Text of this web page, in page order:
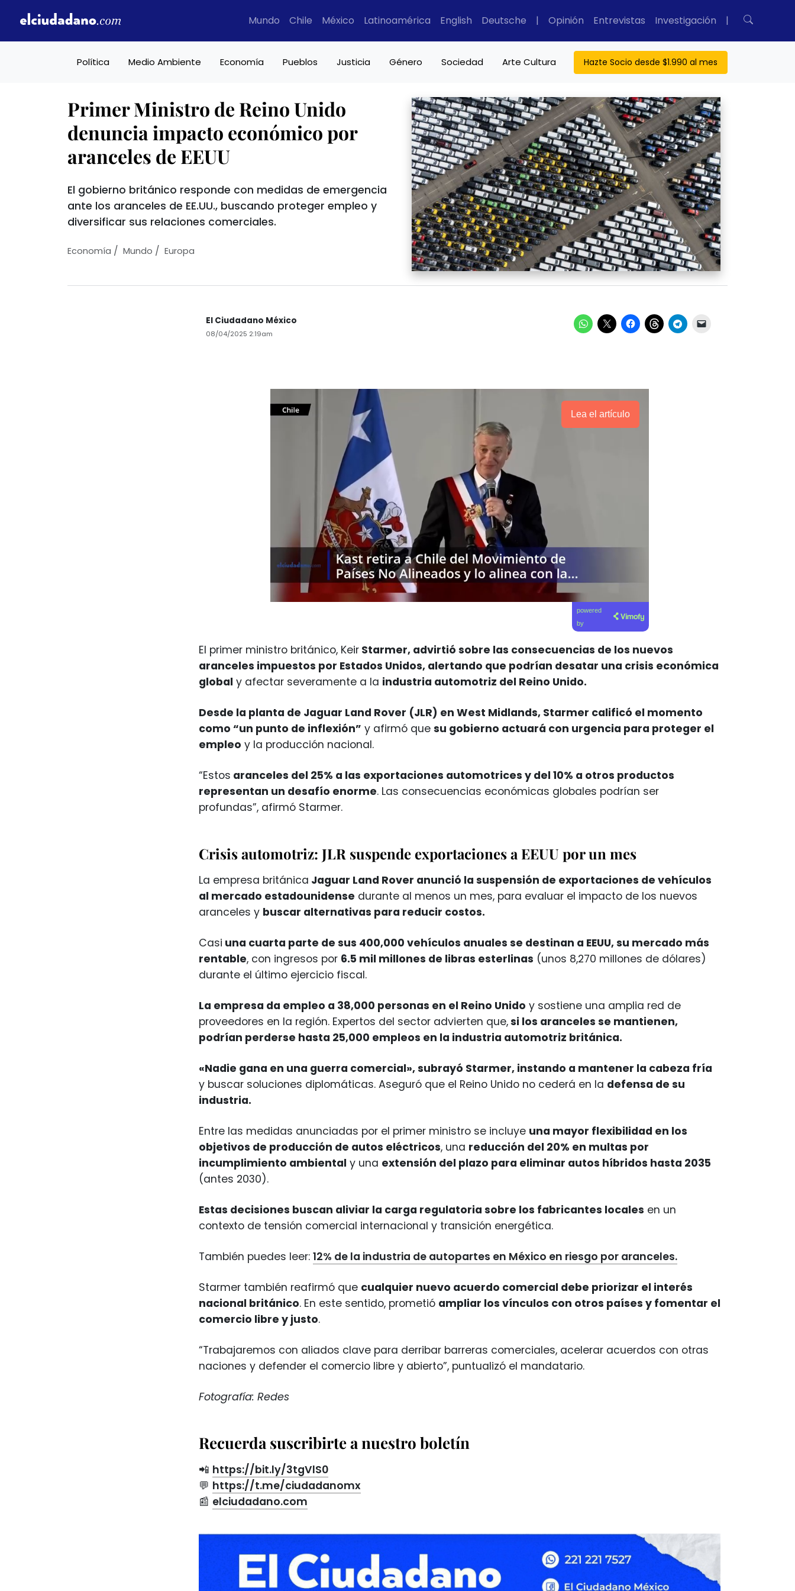
Mundo Chile México Latinoamérica English Deutsche | Opinión Entrevistas Investigación |
Política Medio Ambiente Economía Pueblos Justicia Género Sociedad Arte Cultura Hazte Socio desde $1.990 al mes
Primer Ministro de Reino Unido
denuncia impacto económico por
aranceles de EEUU
El gobierno británico responde con medidas de emergencia
ante los aranceles de EE.UU., buscando proteger empleo y
diversificar sus relaciones comerciales.
Economí­a / Mundo / Europa
El Ciudadano México
08/04/2025 2:19am
Lea el artículo
powered
by
El primer ministro británico, Keir Starmer, advirtió sobre las consecuencias de los nuevos
aranceles impuestos por Estados Unidos, alertando que podrían desatar una crisis económica
global y afectar severamente a la industria automotriz del Reino Unido.
Desde la planta de Jaguar Land Rover (JLR) en West Midlands, Starmer calificó el momento
como “un punto de inflexión” y afirmó que su gobierno actuará con urgencia para proteger el
empleo y la producción nacional.
“Estos aranceles del 25% a las exportaciones automotrices y del 10% a otros productos
representan un desafío enorme. Las consecuencias económicas globales podrían ser
profundas”, afirmó Starmer.
Crisis automotriz: JLR suspende exportaciones a EEUU por un mes
La empresa británica Jaguar Land Rover anunció la suspensión de exportaciones de vehículos
al mercado estadounidense durante al menos un mes, para evaluar el impacto de los nuevos
aranceles y buscar alternativas para reducir costos.
Casi una cuarta parte de sus 400,000 vehículos anuales se destinan a EEUU, su mercado más
rentable, con ingresos por 6.5 mil millones de libras esterlinas (unos 8,270 millones de dólares)
durante el último ejercicio fiscal.
La empresa da empleo a 38,000 personas en el Reino Unido y sostiene una amplia red de
proveedores en la región. Expertos del sector advierten que,si los aranceles se mantienen,
podrían perderse hasta 25,000 empleos en la industria automotriz británica.
«Nadie gana en una guerra comercial», subrayó Starmer, instando a mantener la cabeza fría
y buscar soluciones diplomáticas. Aseguró que el Reino Unido no cederá en la defensa de su
industria.
Entre las medidas anunciadas por el primer ministro se incluye una mayor flexibilidad en los
objetivos de producción de autos eléctricos, una reducción del 20% en multas por
incumplimiento ambiental y una extensión del plazo para eliminar autos híbridos hasta 2035
(antes 2030).
Estas decisiones buscan aliviar la carga regulatoria sobre los fabricantes locales en un
contexto de tensión comercial internacional y transición energética.
También puedes leer: 12% de la industria de autopartes en México en riesgo por aranceles.
Starmer también reafirmó que cualquier nuevo acuerdo comercial debe priorizar el interés
nacional británico. En este sentido, prometió ampliar los vínculos con otros países y fomentar el
comercio libre y justo.
“Trabajaremos con aliados clave para derribar barreras comerciales, acelerar acuerdos con otras
naciones y defender el comercio libre y abierto”, puntualizó el mandatario.
Fotografía: Redes
Recuerda suscribirte a nuestro boletín
📲 https://bit.ly/3tgVlS0
💬 https://t.me/ciudadanomx
📰 elciudadano.com